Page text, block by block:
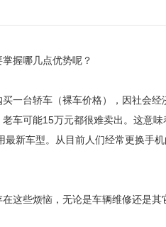
握哪几点优势呢？
一台轿车（裸车价格），因社会经
车可能15万元都很难卖出。这意味
新车型。从目前人们经常更换手
这些烦恼，无论是车辆维修还是其